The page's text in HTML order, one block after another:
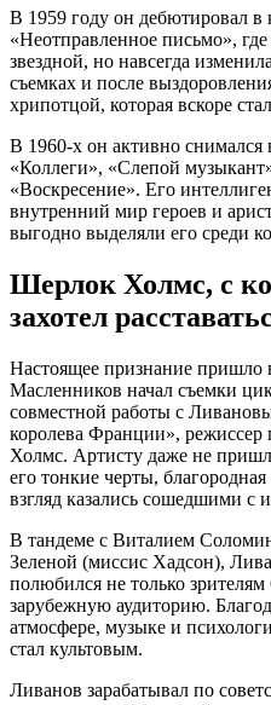
В 1959 году он дебютировал в
«Неотправленное письмо»,
звездной, но навсегда
съемках и после
хрипотцой, которая вскоре
В 1960-х он активно снимался
«Коллеги», «Слепой
«Воскресение». Его
внутренний мир героев и
выгодно выделяли его среди
Шерлок Холмс, с
захотел
Настоящее признание пришло
Масленников начал съемки
совместной работы с
королева Франции»,
Холмс. Артисту даже не
его тонкие черты,
взгляд казались сошедшими
В тандеме с Виталием
Зеленой (миссис Хадсон),
полюбился не только
зарубежную аудиторию.
атмосфере, музыке и
стал культовым.
Ливанов зарабатывал по